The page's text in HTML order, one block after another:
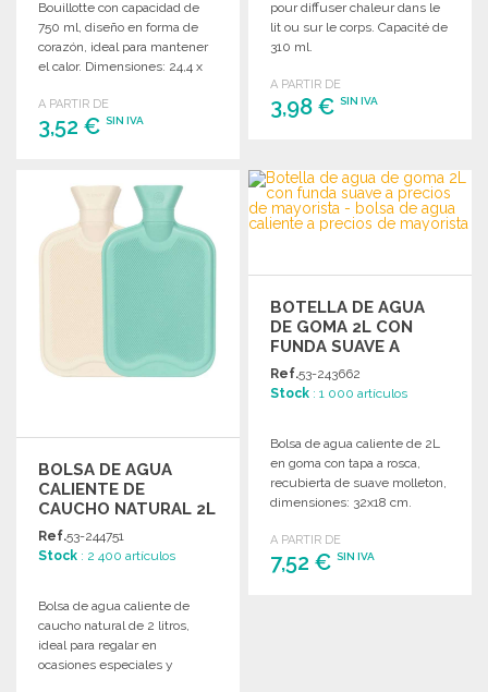
Bouillotte con capacidad de
750 ml, diseño en forma de
corazón, ideal para mantener
el calor. Dimensiones: 24,4 x
A PARTIR DE
3,52 € SIN IVA
Solicitar un presupuesto
pour diffuser chaleur dans le
lit ou sur le corps. Capacité de
310 ml.
A PARTIR DE
3,98 €SIN IVA
Solicitar un presupuesto
BOLSA DE AGUA
CALIENTE DE
CAUCHO NATURAL 2L
Ref.53-244751
Stock : 2 400 artículos
Bolsa de agua caliente de
caucho natural de 2 litros,
ideal para regalar en
ocasiones especiales y
BOTELLA DE AGUA
DE GOMA 2L CON
FUNDA SUAVE A
PRECIOS DE
MAYORISTA
Ref.53-243662
Stock : 1 000 artículos
Bolsa de agua caliente de 2L
en goma con tapa a rosca,
recubierta de suave molleton,
dimensiones: 32x18 cm.
A PARTIR DE
7,52 €SIN IVA